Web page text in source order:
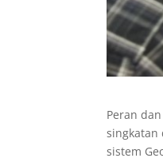
Peran
singkatan
sistem